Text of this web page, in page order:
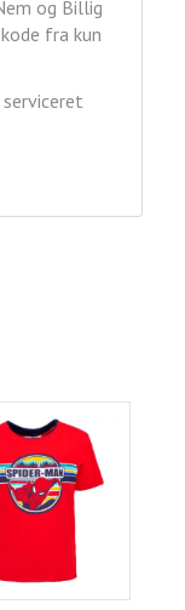
og Billig
fra kun